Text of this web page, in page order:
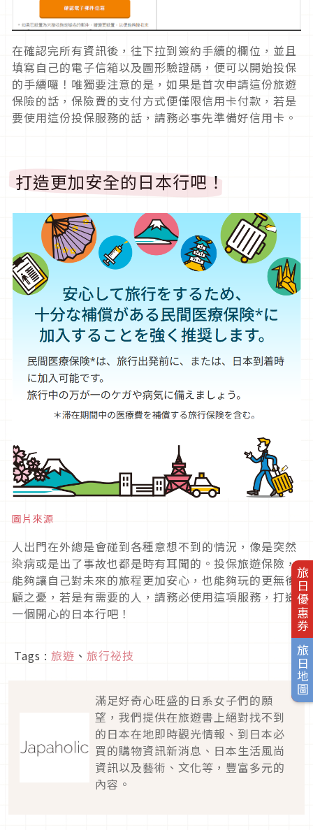
旅日優惠券
旅日地圖
在確認完所有資訊後，往下拉到簽約手續的欄位，並且
填寫自己的電子信箱以及圖形驗證碼，便可以開始投保
的手續囉！唯獨要注意的是，如果是首次申請這份旅遊
保險的話，保險費的支付方式便僅限信用卡付款，若是
要使用這份投保服務的話，請務必事先準備好信用卡。
打造更加安全的日本行吧！
圖片來源
人出門在外總是會碰到各種意想不到的情況，像是突然
染病或是出了事故也都是時有耳聞的。投保旅遊保險，
能夠讓自己對未來的旅程更加安心，也能夠玩的更無後
顧之憂，若是有需要的人，請務必使用這項服務，打造
一個開心的日本行吧！
Tags : 旅遊 、 旅行祕技
滿足好奇心旺盛的日系女子們的願
望，我們提供在旅遊書上絕對找不到
的日本在地即時觀光情報、到日本必
買的購物資訊新消息、日本生活風尚
資訊以及藝術、文化等，豐富多元的
內容。